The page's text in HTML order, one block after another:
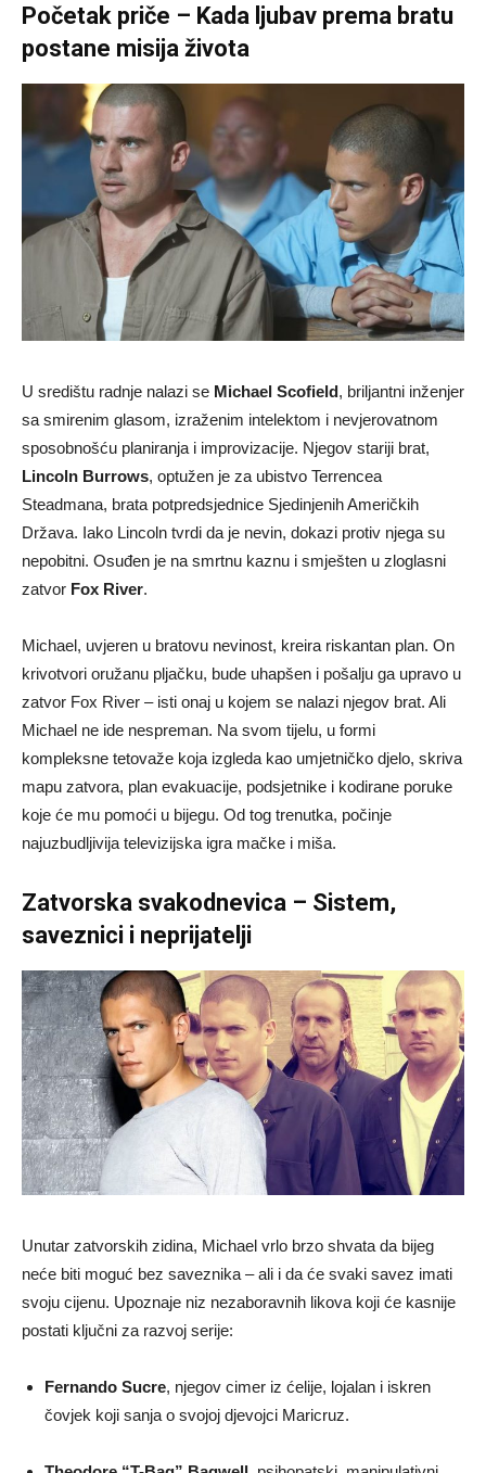
Početak priče – Kada ljubav prema bratu
postane misija života
U središtu radnje nalazi se Michael Scofield, briljantni inženjer
sa smirenim glasom, izraženim intelektom i nevjerovatnom
sposobnošću planiranja i improvizacije. Njegov stariji brat,
Lincoln Burrows, optužen je za ubistvo Terrencea
Steadmana, brata potpredsjednice Sjedinjenih Američkih
Država. Iako Lincoln tvrdi da je nevin, dokazi protiv njega su
nepobitni. Osuđen je na smrtnu kaznu i smješten u zloglasni
zatvor Fox River.
Michael, uvjeren u bratovu nevinost, kreira riskantan plan. On
krivotvori oružanu pljačku, bude uhapšen i pošalju ga upravo u
zatvor Fox River – isti onaj u kojem se nalazi njegov brat. Ali
Michael ne ide nespreman. Na svom tijelu, u formi
kompleksne tetovaže koja izgleda kao umjetničko djelo, skriva
mapu zatvora, plan evakuacije, podsjetnike i kodirane poruke
koje će mu pomoći u bijegu. Od tog trenutka, počinje
najuzbudljivija televizijska igra mačke i miša.
Zatvorska svakodnevica – Sistem,
saveznici i neprijatelji
Unutar zatvorskih zidina, Michael vrlo brzo shvata da bijeg
neće biti moguć bez saveznika – ali i da će svaki savez imati
svoju cijenu. Upoznaje niz nezaboravnih likova koji će kasnije
postati ključni za razvoj serije:
Fernando Sucre, njegov cimer iz ćelije, lojalan i iskren
čovjek koji sanja o svojoj djevojci Maricruz.